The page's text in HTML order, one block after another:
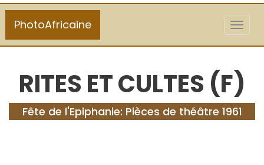
PhotoAfricaine
RITES ET CULTES (F)
Fête de l'Epiphanie: Pièces de théâtre 1961